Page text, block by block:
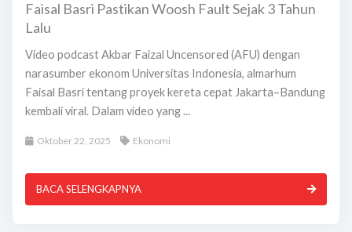
Faisal Basri Pastikan Woosh Fault Sejak 3 Tahun
Lalu
Video podcast Akbar Faizal Uncensored (AFU) dengan
narasumber ekonom Universitas Indonesia, almarhum
Faisal Basri tentang proyek kereta cepat Jakarta–Bandung
kembali viral. Dalam video yang ...
Oktober 22, 2025 Ekonomi
BACA SELENGKAPNYA